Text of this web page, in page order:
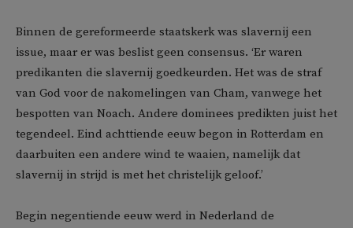
Binnen de gereformeerde staatskerk was slavernij een
issue, maar er was beslist geen consensus. ‘Er waren
predikanten die slavernij goedkeurden. Het was de straf
van God voor de nakomelingen van Cham, vanwege het
bespotten van Noach. Andere dominees predikten juist het
tegendeel. Eind achttiende eeuw begon in Rotterdam en
daarbuiten een andere wind te waaien, namelijk dat
slavernij in strijd is met het christelijk geloof.’
Begin negentiende eeuw werd in Nederland de